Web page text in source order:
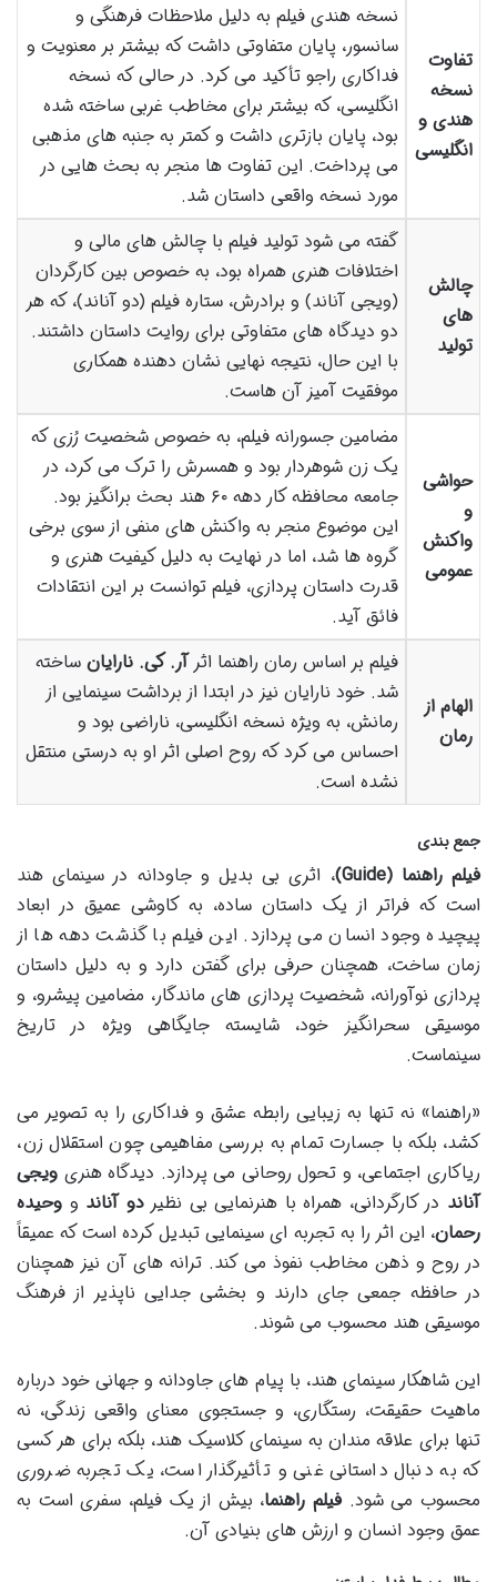
تفاوت
نسخه
هندی و
انگلیسی
نسخه هندی فیلم به دلیل ملاحظات فرهنگی و
سانسور، پایان متفاوتی داشت که بیشتر بر معنویت و
فداکاری راجو تأکید می کرد. در حالی که نسخه
انگلیسی، که بیشتر برای مخاطب غربی ساخته شده
بود، پایان بازتری داشت و کمتر به جنبه های مذهبی
می پرداخت. این تفاوت ها منجر به بحث هایی در
مورد نسخه واقعی داستان شد.
چالش
های
تولید
گفته می شود تولید فیلم با چالش های مالی و
اختلافات هنری همراه بود، به خصوص بین کارگردان
(ویجی آناند) و برادرش، ستاره فیلم (دو آناند)، که هر
دو دیدگاه های متفاوتی برای روایت داستان داشتند.
با این حال، نتیجه نهایی نشان دهنده همکاری
موفقیت آمیز آن هاست.
حواشی
و
واکنش
عمومی
مضامین جسورانه فیلم، به خصوص شخصیت رُزی که
یک زن شوهردار بود و همسرش را ترک می کرد، در
جامعه محافظه کار دهه ۶۰ هند بحث برانگیز بود.
این موضوع منجر به واکنش های منفی از سوی برخی
گروه ها شد، اما در نهایت به دلیل کیفیت هنری و
قدرت داستان پردازی، فیلم توانست بر این انتقادات
فائق آید.
الهام از
رمان
فیلم بر اساس رمان راهنما اثرآر. کی. نارایان ساخته
شد. خود نارایان نیز در ابتدا از برداشت سینمایی از
رمانش، به ویژه نسخه انگلیسی، ناراضی بود و
احساس می کرد که روح اصلی اثر او به درستی منتقل
نشده است.
جمع بندی
فیلم راهنما (Guide)
، اثری بی بدیل و جاودانه در سینمای هند
است که فراتر از یک داستان ساده، به کاوشی عمیق در ابعاد
پیچیده وجود انسان می پردازد. این فیلم با گذشت دهه ها از
زمان ساخت، همچنان حرفی برای گفتن دارد و به دلیل داستان
پردازی نوآورانه، شخصیت پردازی های ماندگار، مضامین پیشرو، و
موسیقی سحرانگیز خود، شایسته جایگاهی ویژه در تاریخ
سینماست.
«راهنما» نه تنها به زیبایی رابطه عشق و فداکاری را به تصویر می
کشد، بلکه با جسارت تمام به بررسی مفاهیمی چون استقلال زن،
ریاکاری اجتماعی، و تحول روحانی می پردازد. دیدگاه هنری ویجی
آناند در کارگردانی، همراه با هنرنمایی بی نظیردو آناند و وحیده
رحمان، این اثر را به تجربه ای سینمایی تبدیل کرده است که عمیقاً
در روح و ذهن مخاطب نفوذ می کند. ترانه های آن نیز همچنان
در حافظه جمعی جای دارند و بخشی جدایی ناپذیر از فرهنگ
موسیقی هند محسوب می شوند.
این شاهکار سینمای هند، با پیام های جاودانه و جهانی خود درباره
ماهیت حقیقت، رستگاری، و جستجوی معنای واقعی زندگی، نه
تنها برای علاقه مندان به سینمای کلاسیک هند، بلکه برای هر کسی
که به دنبال داستانی غنی و تأثیرگذار است، یک تجربه ضروری
محسوب می شود.فیلم راهنما، بیش از یک فیلم، سفری است به
عمق وجود انسان و ارزش های بنیادی آن.